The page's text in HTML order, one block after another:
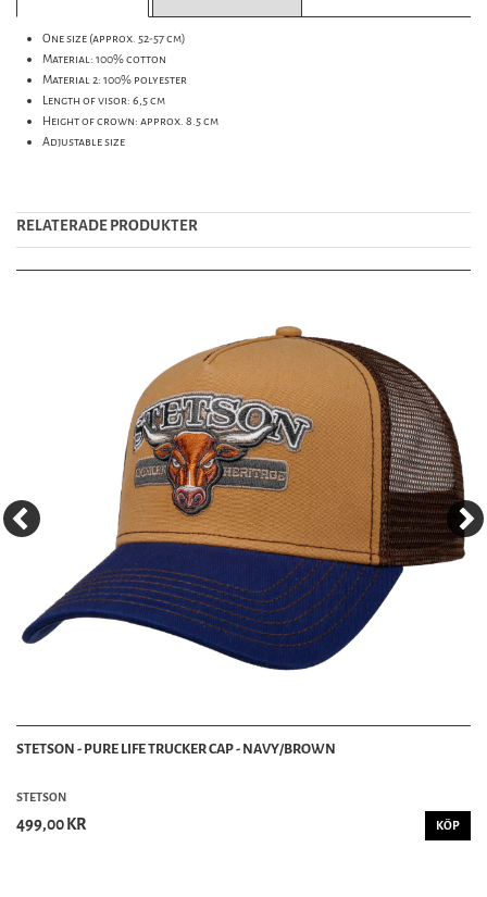
One size (approx. 52-57 cm)
Material: 100% cotton
Material 2: 100% polyester
Length of visor: 6,5 cm
Height of crown: approx. 8.5 cm
Adjustable size
RELATERADE PRODUKTER
STETSON - PURE LIFE TRUCKER CAP - NAVY/BROWN
STETSON
499,00 KR KÖP